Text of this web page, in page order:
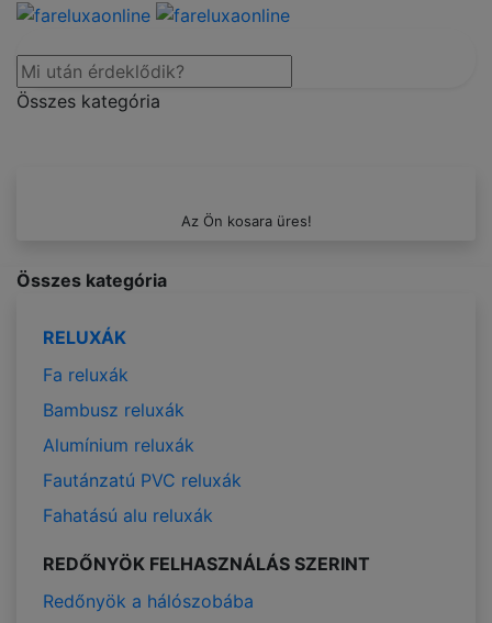
Összes kategória
Az Ön kosara üres!
Összes kategória
RELUXÁK
Fa reluxák
Bambusz reluxák
Alumínium reluxák
Fautánzatú PVC reluxák
Fahatású alu reluxák
REDŐNYÖK FELHASZNÁLÁS SZERINT
Redőnyök a hálószobába